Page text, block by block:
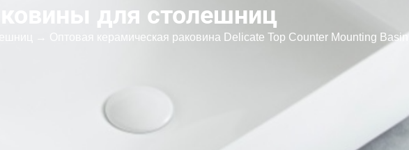
для столешниц
→ Оптовая керамическая раковина Delicate Top Counter Mounting Basin